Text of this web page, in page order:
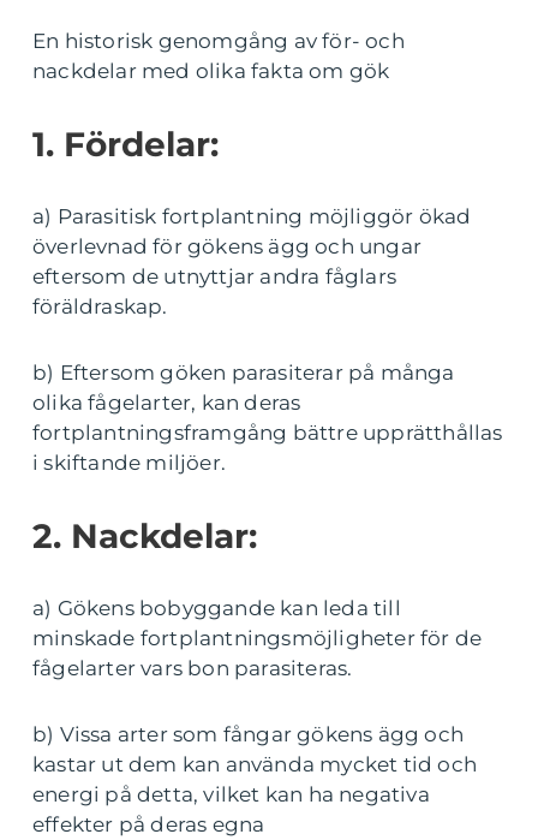
En historisk genomgång av för- och
nackdelar med olika fakta om gök
1. Fördelar:
a) Parasitisk fortplantning möjliggör ökad
överlevnad för gökens ägg och ungar
eftersom de utnyttjar andra fåglars
föräldraskap.
b) Eftersom göken parasiterar på många
olika fågelarter, kan deras
fortplantningsframgång bättre upprätthållas
i skiftande miljöer.
2. Nackdelar:
a) Gökens bobyggande kan leda till
minskade fortplantningsmöjligheter för de
fågelarter vars bon parasiteras.
b) Vissa arter som fångar gökens ägg och
kastar ut dem kan använda mycket tid och
energi på detta, vilket kan ha negativa
effekter på deras egna